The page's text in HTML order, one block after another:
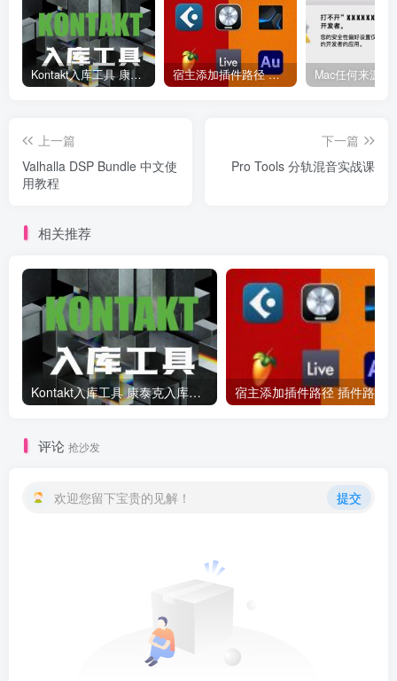
Kontakt入库工具 康泰克入库教程 宿主添加插件路径 插件路径设置 VSTPlugins路径
上一篇
Valhalla DSP Bundle 中文使
用教程
下一篇
Pro Tools 分轨混音实战课
相关推荐
Kontakt入库工具 康泰克入库教程
评论 抢沙发
欢迎您留下宝贵的见解！ 提交